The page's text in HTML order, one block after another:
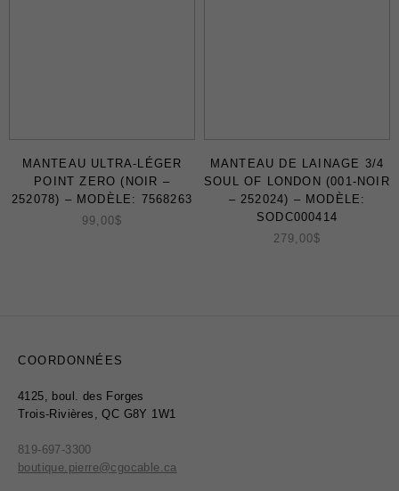
MANTEAU ULTRA-LÉGER
POINT ZERO (NOIR –
252078) – MODÈLE: 7568263
99,00$
MANTEAU DE LAINAGE 3/4
SOUL OF LONDON (001-NOIR
– 252024) – MODÈLE:
SODC000414
279,00$
COORDONNÉES
4125, boul. des Forges
Trois-Rivières, QC G8Y 1W1
819-697-3300
boutique.pierre@cgocable.ca